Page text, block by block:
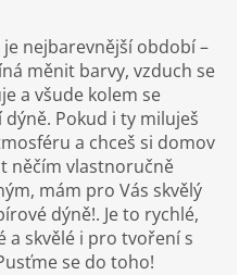
je nejbarevnější období –
měnit barvy, vzduch se
a všude kolem se
dýně. Pokud i ty miluješ
a chceš si domov
něčím vlastnoručně
mám pro Vás skvělý
dýně!. Je to rychlé,
a skvělé i pro tvoření s
se do toho!